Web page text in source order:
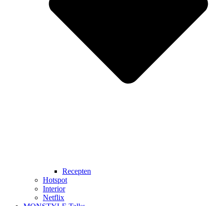
Recepten
Hotspot
Interior
Netflix